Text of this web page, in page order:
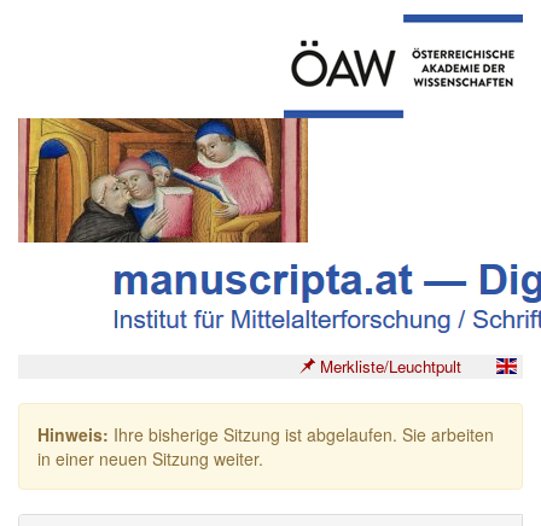
Merkliste/Leuchtpult
Hinweis: Ihre bisherige Sitzung ist abgelaufen. Sie arbeiten
in einer neuen Sitzung weiter.